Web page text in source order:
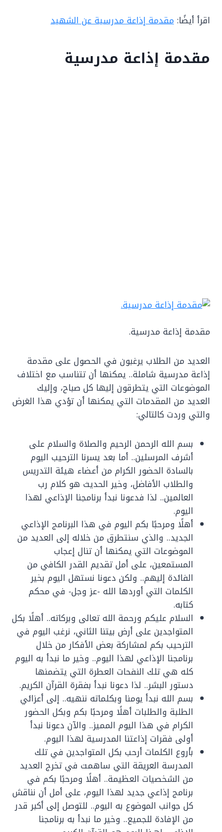
اقرأ أيضًا: مقدمة إذاعة مدرسية عن الشهيد
مقدمة إذاعة مدرسية
مقدمة إذاعة مدرسية.
العديد من الطلاب يرغبون في الحصول على مقدمة
إذاعة مدرسية شاملة.. يمكنها أن تتناسب مع اختلاف
الموضوعات التي يتطرقون إليها كل صباح، وإليك
العديد من المقدمات التي يمكنها أن تؤدي هذا الغرض
والتي وردت كالتالي:
بسم الله الرحمن الرحيم والصلاة والسلام على
أشرف المرسلين.. أما بعد يسرنا الترحيب اليوم
بالسادة الحضور الكرام من أعضاء هيئة التدريس
والطلاب الأفاضل، وخير الحديث هو كلام رب
العالمين.. لذا فدعونا نبدأ برنامجنا الإذاعي لهذا
اليوم.
أهلًا ومرحبًا بكم اليوم في هذا البرنامج الإذاعي
الجديد.. والذي سنتطرق من خلاله إلى العديد من
الموضوعات التي يمكنها أن تنال إعجاب
المستمعين، على أمل تقديم القدر الكافي من
الفائدة إليهم.. ولكن دعونا نستهل اليوم بخير
الكلمات التي أوردها الله -عز وجل- في محكم
كتابه.
السلام عليكم ورحمة الله تعالى وبركاته.. أهلًا بكل
المتواجدين على أرض بيتنا الثاني، نرغب اليوم في
الترحيب بكم لمشاركة بعض الأفكار من خلال
برنامجنا الإذاعي لهذا اليوم.. وخير ما نبدأ به اليوم
كله هي تلك النفحات العطرة التي يتضمنها
دستور البشر.. لذا دعونا نبدأ بفقرة القرآن الكريم.
بسم الله نبدأ يومنا وبكلماته ننهيه.. إلى أعزائي
الطلبة والطلبات أهلًا ومرحبًا بكم وبكل الحضور
الكرام في هذا اليوم المميز.. والآن دعونا نبدأ
أولى فقرات إذاعتنا المدرسية لهذا اليوم.
بأروع الكلمات أرحب بكل المتواجدين في تلك
المدرسة العريقة التي ساهمت في تخرج العديد
من الشخصيات العظيمة.. أهلًا ومرحبًا بكم في
برنامج إذاعي جديد لهذا اليوم، على أمل أن نناقش
كل جوانب الموضوع به اليوم.. للتوصل إلى أكبر قدر
من الإفادة للجميع.. وخير ما نبدأ به برنامجنا